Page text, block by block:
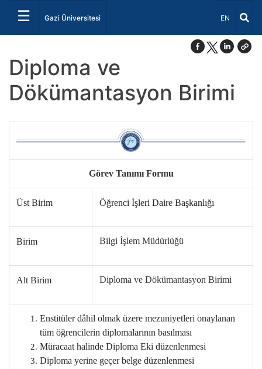
☰ Gazi Üniversitesi Dil Seçiniz
EN
Diploma ve
Dökümantasyon Birimi
Görev Tanımı Formu
Üst Birim Öğrenci İşleri Daire Başkanlığı
Birim Bilgi İşlem Müdürlüğü
Alt Birim Diploma ve Dökümantasyon Birimi
Enstitüler dâhil olmak üzere mezuniyetleri onaylanan
tüm öğrencilerin diplomalarının basılması
Müracaat halinde Diploma Eki düzenlenmesi
Diploma yerine geçer belge düzenlenmesi